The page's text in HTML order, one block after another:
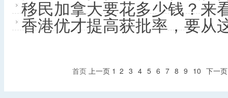
移民加拿大要花多少钱？来
香港优才提高获批率，要从
首页 上一页 1 2 3 4 5 6 7 8 9 10 下一页